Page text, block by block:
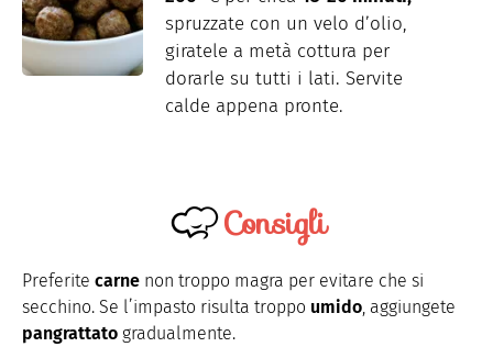
spruzzate con un velo d’olio,
giratele a metà cottura per
dorarle su tutti i lati. Servite
calde appena pronte.
Consigli
Preferite carne non troppo magra per evitare che si
secchino. Se l’impasto risulta troppo umido, aggiungete
pangrattato gradualmente.